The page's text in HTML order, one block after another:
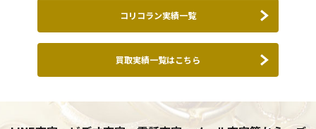
コリコラン実績一覧
買取実績一覧はこちら